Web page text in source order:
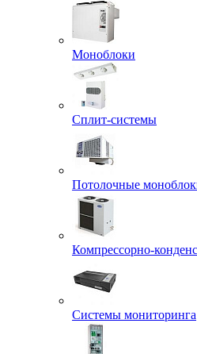
Моноблоки
Сплит-системы
Потолочные
Компрессорно-
Системы мониторинга